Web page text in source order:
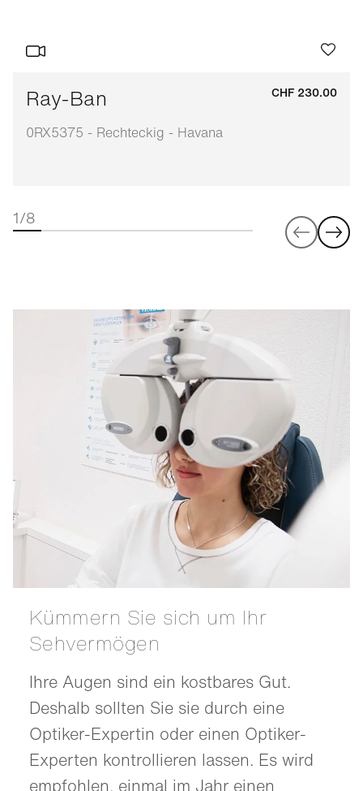
Ray-Ban
0RX5375 - Rechteckig - Havana
CHF 230.00
1/8
Kümmern Sie sich um Ihr
Sehvermögen
Ihre Augen sind ein kostbares Gut.
Deshalb sollten Sie sie durch eine
Optiker-Expertin oder einen Optiker-
Experten kontrollieren lassen. Es wird
empfohlen, einmal im Jahr einen